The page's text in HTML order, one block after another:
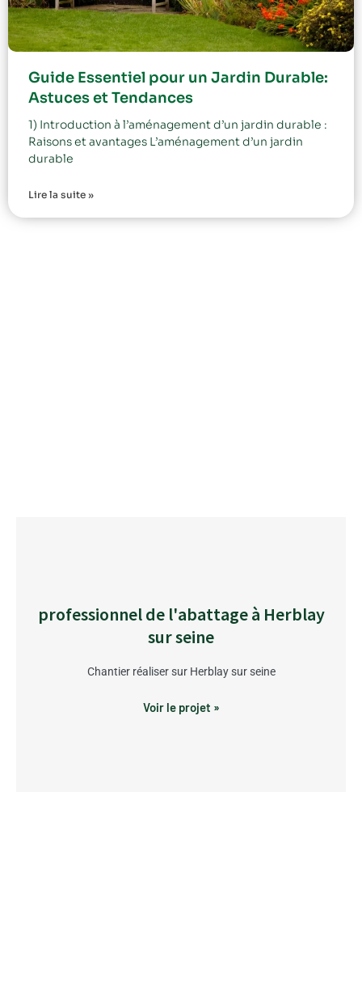
Guide Essentiel pour un Jardin Durable:
Astuces et Tendances
1) Introduction à l’aménagement d’un jardin durable :
Raisons et avantages L’aménagement d’un jardin
durable
Lire la suite »
professionnel de l'abattage à Herblay
sur seine
Chantier réaliser sur Herblay sur seine
Voir le projet »